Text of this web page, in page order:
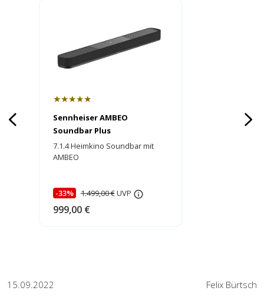
★★★★★
Sennheiser AMBEO
Soundbar Plus
7.1.4 Heimkino Soundbar mit
AMBEO
-33% 1.499,00 €UVP
999,00 €
15.09.2022 Felix Bürtsch